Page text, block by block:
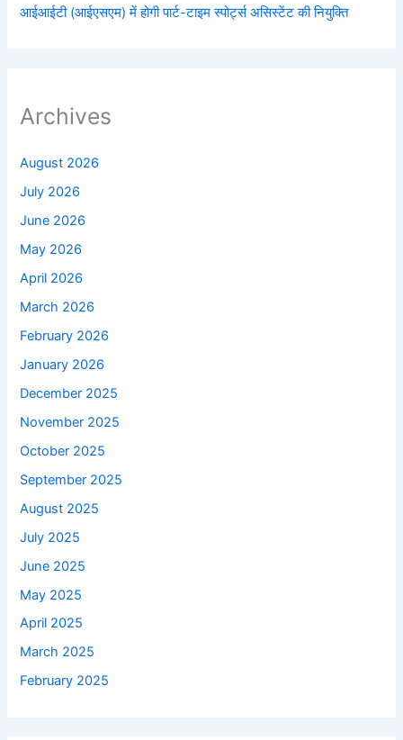
आईआईटी (आईएसएम) में होगी पार्ट-टाइम स्पोर्ट्स असिस्टेंट की नियुक्ति
Archives
August 2026
July 2026
June 2026
May 2026
April 2026
March 2026
February 2026
January 2026
December 2025
November 2025
October 2025
September 2025
August 2025
July 2025
June 2025
May 2025
April 2025
March 2025
February 2025